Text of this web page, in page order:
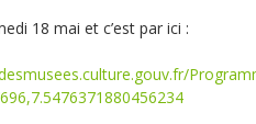
18 mai et c’est par ici :